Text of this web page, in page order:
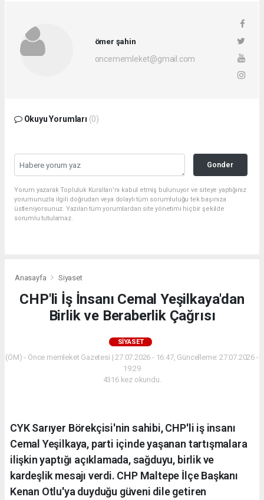
ömer şahin
oncememleket@gmail.com
Okuyu Yorumları (0)
Gonder
Yorum yazarak Topluluk Kuralları’nı kabul etmiş bulunuyor ve siteye yaptığınız
yorumunuzla ilgili doğrudan veya dolaylı tüm sorumluluğu tek başınıza
üstleniyorsunuz. Yazılan tüm yorumlardan site yönetimi hiçbir şekilde
sorumlu tutulamaz.
Anasayfa Siyaset
CHP'li İş İnsanı Cemal Yeşilkaya'dan
Birlik ve Beraberlik Çağrısı
SIYASET
(ÖM) - Önce memleket Gazetesi | 27.07.2026 - 16:47, Güncelleme: 27.07.2026 -
19:29
4316 kez okundu.
CYK Sarıyer Börekçisi'nin sahibi, CHP'li iş insanı
Cemal Yeşilkaya, parti içinde yaşanan tartışmalara
ilişkin yaptığı açıklamada, sağduyu, birlik ve
kardeşlik mesajı verdi. CHP Maltepe İlçe Başkanı
Kenan Otlu'ya duyduğu güveni dile getiren